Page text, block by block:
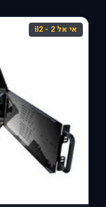
אי אל 2 - il2